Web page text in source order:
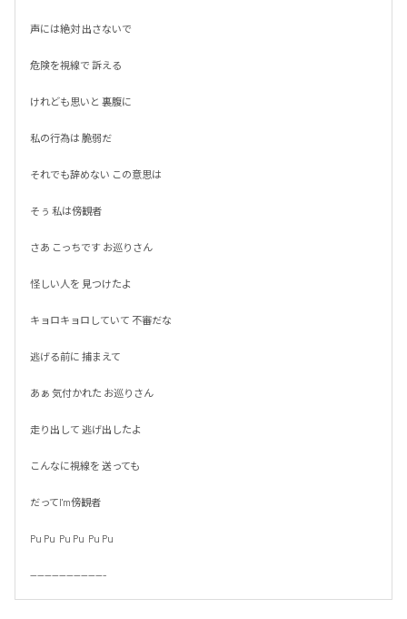
声には絶対 出さないで
危険を視線で 訴える
けれども思いと 裏腹に
私の行為は 脆弱だ
それでも辞めない この意思は
そぅ 私は傍観者
さあ こっちです お巡りさん
怪しい人を 見つけたよ
キョロキョロしていて 不審だな
逃げる前に 捕まえて
あぁ 気付かれた お巡りさん
走り出して 逃げ出したよ
こんなに視線を 送っても
だってI'm傍観者
Pu Pu  Pu Pu  Pu Pu
---------------------